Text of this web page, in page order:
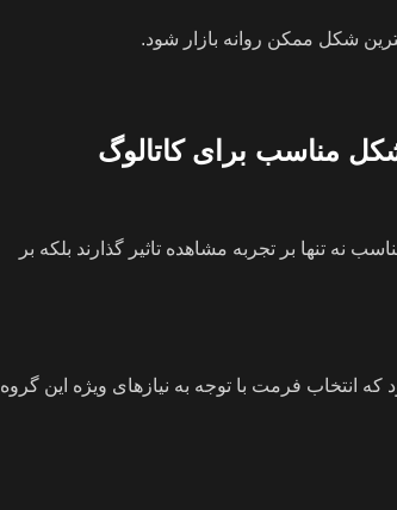
شکل ممکن روانه بازار شود.
مناسب برای کاتالوگ
تنها بر تجربه مشاهده تاثیر گذارند بلکه بر
انتخاب فرمت با توجه به نیازهای ویژه این گروه